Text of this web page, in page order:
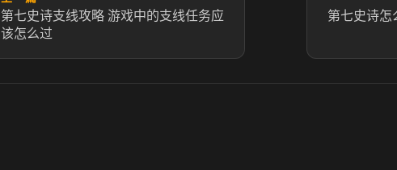
第七史诗支线攻略 游戏中的支线任务应
该怎么过
第七史诗怎